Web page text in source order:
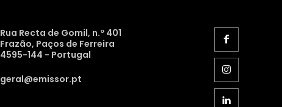
Rua Recta de Gomil, n.º 401
Frazão, Paços de Ferreira
4595-144 - Portugal
geral@emissor.pt